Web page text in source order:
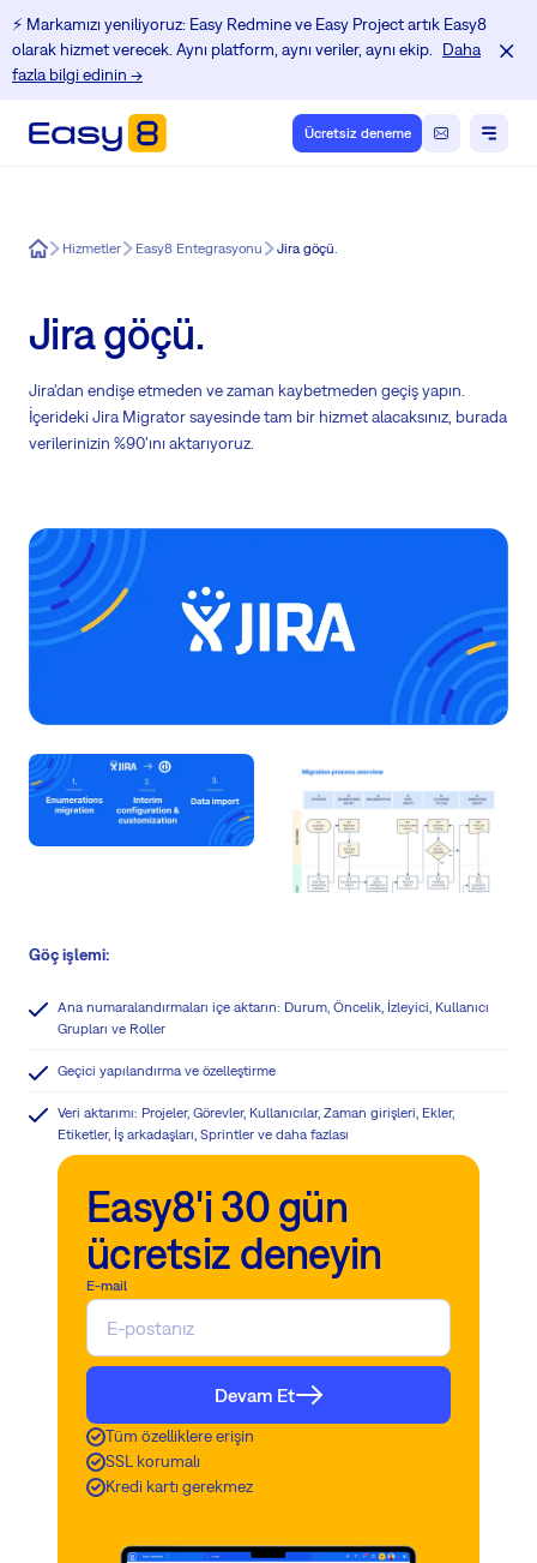
⚡️ Markamızı yeniliyoruz: Easy Redmine ve Easy Project artık Easy8
olarak hizmet verecek. Aynı platform, aynı veriler, aynı ekip.
Daha
fazla bilgi edinin →
Ücretsiz deneme
Easy8Hizmetler Easy8 Entegrasyonu Jira göçü.
Jira göçü.
Jira'dan endişe etmeden ve zaman kaybetmeden geçiş yapın.
İçerideki Jira Migrator sayesinde tam bir hizmet alacaksınız, burada
verilerinizin %90'ını aktarıyoruz.
Göç işlemi:
Ana numaralandırmaları içe aktarın: Durum, Öncelik, İzleyici, Kullanıcı
Grupları ve Roller
Geçici yapılandırma ve özelleştirme
Veri aktarımı: Projeler, Görevler, Kullanıcılar, Zaman girişleri, Ekler,
Etiketler, İş arkadaşları, Sprintler ve daha fazlası
Easy8'i 30 gün
ücretsiz deneyin
E-mail
Devam Et
Tüm özelliklere erişin
SSL korumalı
Kredi kartı gerekmez